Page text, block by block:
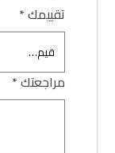
تقييمك*
مراجعتك*